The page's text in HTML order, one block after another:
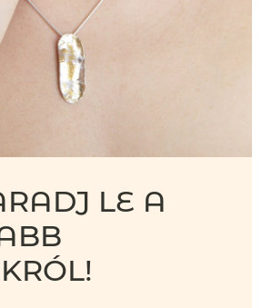
LE A